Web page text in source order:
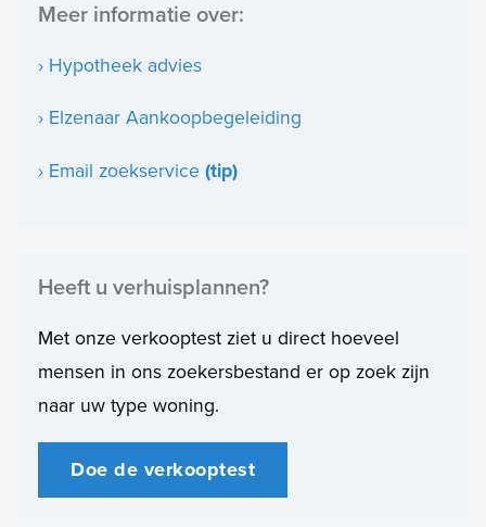
Meer informatie over:
› Hypotheek advies
› Elzenaar Aankoopbegeleiding
› Email zoekservice (tip)
Heeft u verhuisplannen?
Met onze verkooptest ziet u direct hoeveel
mensen in ons zoekersbestand er op zoek zijn
naar uw type woning.
Doe de verkooptest